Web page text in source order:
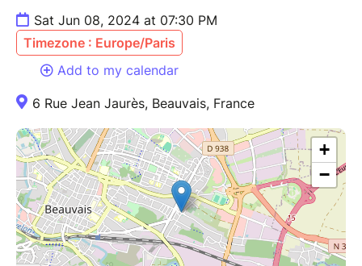
Sat Jun 08, 2024 at 07:30 PM
Timezone : Europe/Paris
Add to my calendar
6 Rue Jean Jaurès, Beauvais, France
+
−